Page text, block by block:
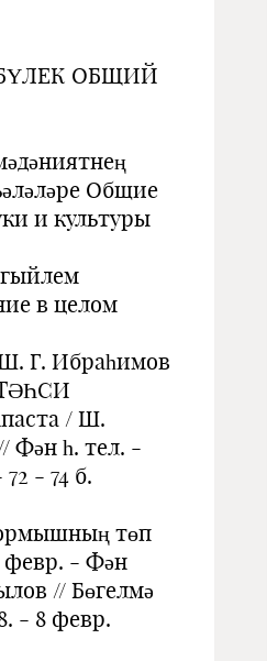
ОБЩИЙ
Общие
и культуры
в целом
Г. Ибраһимов
/ Ш.
Фән һ. тел. -
- 74 б.
төп
февр. - Фән
// Бөгелмә
- 8 февр.